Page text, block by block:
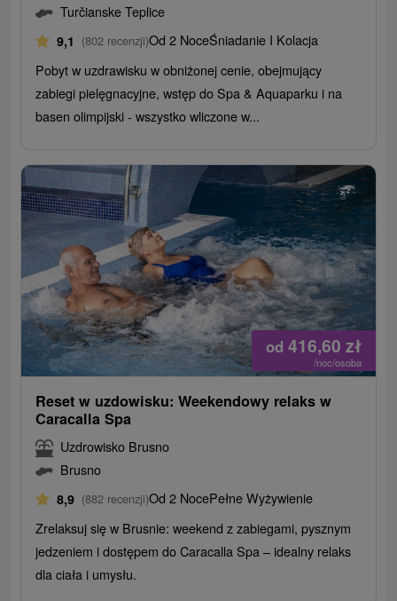
Turčianske Teplice
9,1 (802 recenzji)Od 2 NoceŚniadanie I Kolacja
Pobyt w uzdrawisku w obniżonej cenie, obejmujący
zabiegi pielęgnacyjne, wstęp do Spa & Aquaparku i na
basen olimpijski - wszystko wliczone w...
od 416,60 zł
/noc/osoba
Reset w uzdowisku: Weekendowy relaks w
Caracalla Spa
Uzdrowisko Brusno
Brusno
8,9 (882 recenzji)Od 2 NocePełne Wyżywienie
Zrelaksuj się w Brusnie: weekend z zabiegami, pysznym
jedzeniem i dostępem do Caracalla Spa – idealny relaks
dla ciała i umysłu.